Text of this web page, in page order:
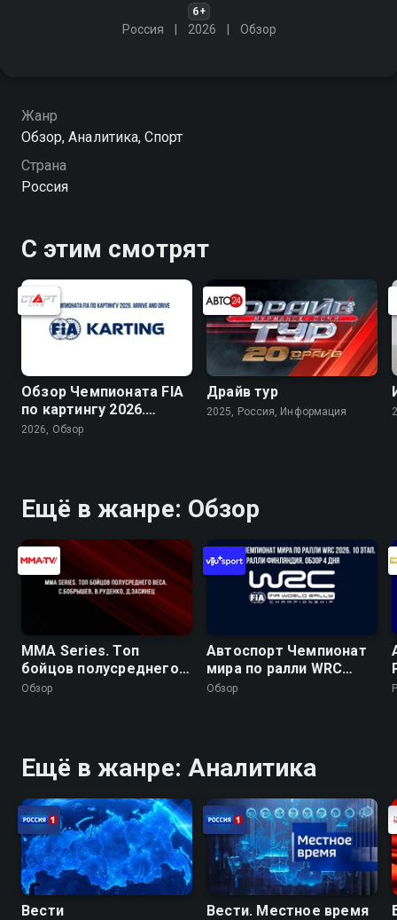
6+
Россия 2026 Обзор
Жанр
Обзор, Аналитика, Спорт
Страна
Россия
С этим смотрят
Обзор Чемпионата FIA
по картингу 2026.
Arrive and Drive
2026, Обзор
Драйв тур
2025, Россия, Информация
Ещё в жанре: Обзор
MMA Series. Топ
бойцов полусреднего
веса. С.Бобрышев,
Обзор
Автоспорт Чемпионат
мира по ралли WRC
2026. 10 этап. Ралли
Обзор
Ещё в жанре: Аналитика
Вести Вести. Местное время